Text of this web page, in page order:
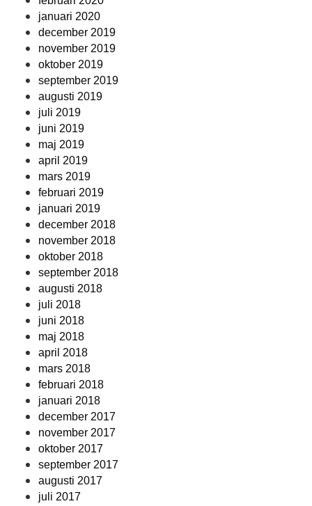
januari 2020
december 2019
november 2019
oktober 2019
september 2019
augusti 2019
juli 2019
juni 2019
maj 2019
april 2019
mars 2019
februari 2019
januari 2019
december 2018
november 2018
oktober 2018
september 2018
augusti 2018
juli 2018
juni 2018
maj 2018
april 2018
mars 2018
februari 2018
januari 2018
december 2017
november 2017
oktober 2017
september 2017
augusti 2017
juli 2017